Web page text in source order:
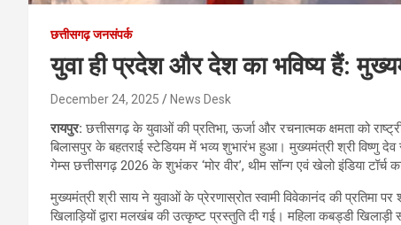
छत्तीसगढ़ जनसंपर्क
युवा ही प्रदेश और देश का भविष्य हैं:
December 24, 2025 News Desk
रायपुर: छत्तीसगढ़ के युवाओं की प्रतिभा, ऊर्जा और रचनात्मक क्षमता को
बिलासपुर के बहतराई स्टेडियम में भव्य शुभारंभ हुआ। मुख्यमंत्री श्री विष्णु
गेम्स छत्तीसगढ़ 2026 के शुभंकर ‘मोर वीर’, थीम सॉन्ग एवं खेलो इंडिया टॉर्च
मुख्यमंत्री श्री साय ने युवाओं के प्रेरणास्रोत स्वामी विवेकानंद की प्रतिमा
खिलाड़ियों द्वारा मलखंब की उत्कृष्ट प्रस्तुति दी गई। महिला कबड्डी